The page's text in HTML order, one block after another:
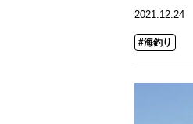
2021.12.24
#海釣り